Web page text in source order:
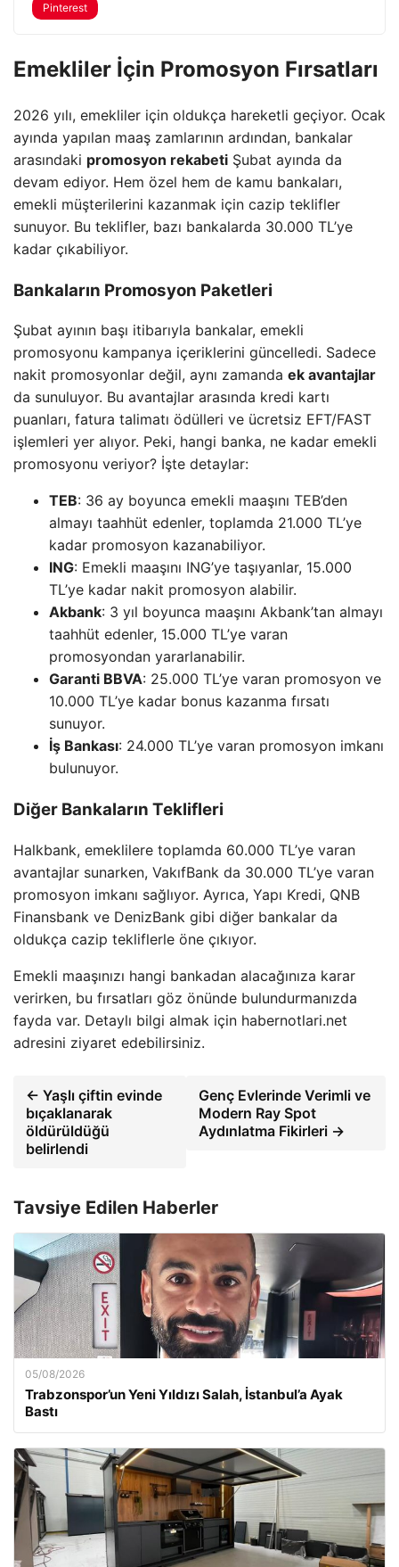
Pinterest
Emekliler İçin Promosyon Fırsatları
2026 yılı, emekliler için oldukça hareketli geçiyor. Ocak
ayında yapılan maaş zamlarının ardından, bankalar
arasındaki promosyon rekabeti Şubat ayında da
devam ediyor. Hem özel hem de kamu bankaları,
emekli müşterilerini kazanmak için cazip teklifler
sunuyor. Bu teklifler, bazı bankalarda 30.000 TL’ye
kadar çıkabiliyor.
Bankaların Promosyon Paketleri
Şubat ayının başı itibarıyla bankalar, emekli
promosyonu kampanya içeriklerini güncelledi. Sadece
nakit promosyonlar değil, aynı zamanda ek avantajlar
da sunuluyor. Bu avantajlar arasında kredi kartı
puanları, fatura talimatı ödülleri ve ücretsiz EFT/FAST
işlemleri yer alıyor. Peki, hangi banka, ne kadar emekli
promosyonu veriyor? İşte detaylar:
TEB: 36 ay boyunca emekli maaşını TEB’den
almayı taahhüt edenler, toplamda 21.000 TL’ye
kadar promosyon kazanabiliyor.
ING: Emekli maaşını ING’ye taşıyanlar, 15.000
TL’ye kadar nakit promosyon alabilir.
Akbank: 3 yıl boyunca maaşını Akbank’tan almayı
taahhüt edenler, 15.000 TL’ye varan
promosyondan yararlanabilir.
Garanti BBVA: 25.000 TL’ye varan promosyon ve
10.000 TL’ye kadar bonus kazanma fırsatı
sunuyor.
İş Bankası: 24.000 TL’ye varan promosyon imkanı
bulunuyor.
Diğer Bankaların Teklifleri
Halkbank, emeklilere toplamda 60.000 TL’ye varan
avantajlar sunarken, VakıfBank da 30.000 TL’ye varan
promosyon imkanı sağlıyor. Ayrıca, Yapı Kredi, QNB
Finansbank ve DenizBank gibi diğer bankalar da
oldukça cazip tekliflerle öne çıkıyor.
Emekli maaşınızı hangi bankadan alacağınıza karar
verirken, bu fırsatları göz önünde bulundurmanızda
fayda var. Detaylı bilgi almak için habernotlari.net
adresini ziyaret edebilirsiniz.
← Yaşlı çiftin evinde
bıçaklanarak
öldürüldüğü
belirlendi
Genç Evlerinde Verimli ve
Modern Ray Spot
Aydınlatma Fikirleri →
Tavsiye Edilen Haberler
05/08/2026
Trabzonspor’un Yeni Yıldızı Salah, İstanbul’a Ayak
Bastı